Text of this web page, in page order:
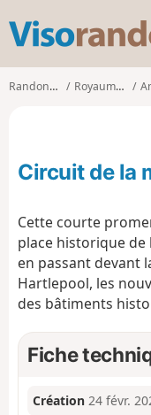
Randonnées Royaume-Uni
Circuit de la
Cette courte
place historique
en passant devant
Hartlepool, les
des bâtiments
Fiche
Création 24 févr.